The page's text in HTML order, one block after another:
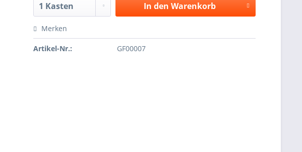
In den Warenkorb
Merken
Artikel-Nr.: GF00007